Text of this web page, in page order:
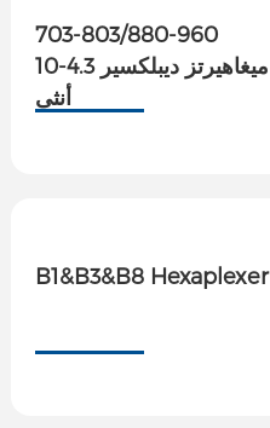
703-803/880-960
ميغاهيرتز ديبلكسير 4.3-10
أنثى
B1&B3&B8 Hexaplexer